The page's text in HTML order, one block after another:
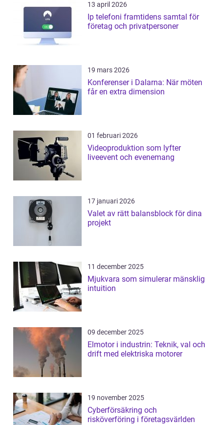
13 april 2026
Ip telefoni framtidens samtal för
företag och privatpersoner
19 mars 2026
Konferenser i Dalarna: När möten
får en extra dimension
01 februari 2026
Videoproduktion som lyfter
liveevent och evenemang
17 januari 2026
Valet av rätt balansblock för dina
projekt
11 december 2025
Mjukvara som simulerar mänsklig
intuition
09 december 2025
Elmotor i industrin: Teknik, val och
drift med elektriska motorer
19 november 2025
Cyberförsäkring och
risköverföring i företagsvärlden